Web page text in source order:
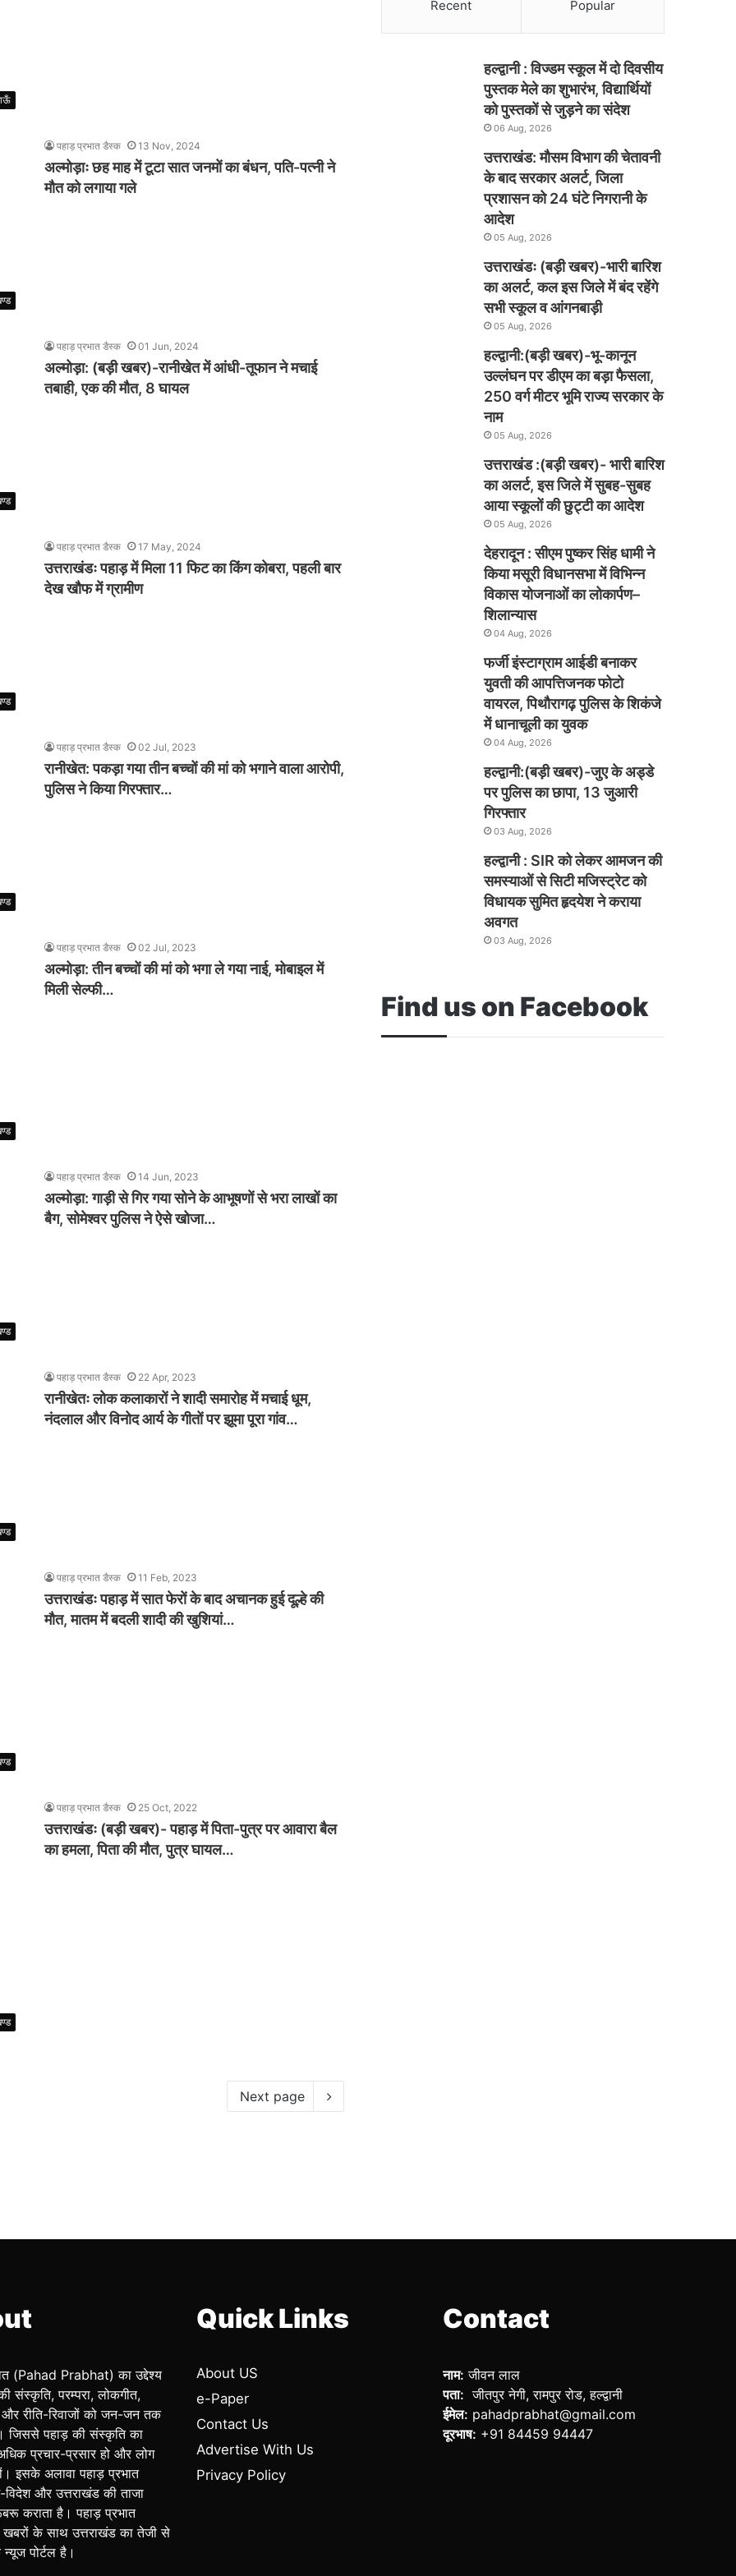
पहाड़ प्रभात डैस्क 13 Nov, 2024
अल्मोड़ाः छह माह में टूटा सात जनमों का बंधन, पति-पत्नी ने
मौत को लगाया गले
पहाड़ प्रभात डैस्क 01 Jun, 2024
अल्मोड़ा: (बड़ी खबर)-रानीखेत में आंधी-तूफान ने मचाई
तबाही, एक की मौत, 8 घायल
पहाड़ प्रभात डैस्क 17 May, 2024
उत्तराखंडः पहाड़ में मिला 11 फिट का किंग कोबरा, पहली बार
देख खौफ में ग्रामीण
पहाड़ प्रभात डैस्क 02 Jul, 2023
रानीखेत: पकड़ा गया तीन बच्चों की मां को भगाने वाला आरोपी,
पुलिस ने किया गिरफ्तार…
पहाड़ प्रभात डैस्क 02 Jul, 2023
अल्मोड़ा: तीन बच्चों की मां को भगा ले गया नाई, मोबाइल में
मिली सेल्फी…
पहाड़ प्रभात डैस्क 14 Jun, 2023
अल्मोड़ा: गाड़ी से गिर गया सोने के आभूषणों से भरा लाखों का
बैग, सोमेश्वर पुलिस ने ऐसे खोजा…
पहाड़ प्रभात डैस्क 22 Apr, 2023
रानीखेतः लोक कलाकारों ने शादी समारोह में मचाई धूम,
नंदलाल और विनोद आर्य के गीतों पर झूमा पूरा गांव…
पहाड़ प्रभात डैस्क 11 Feb, 2023
उत्तराखंडः पहाड़ में सात फेरों के बाद अचानक हुई दूल्हे की
मौत, मातम में बदली शादी की खुशियां…
पहाड़ प्रभात डैस्क 25 Oct, 2022
उत्तराखंडः (बड़ी खबर)- पहाड़ में पिता-पुत्र पर आवारा बैल
का हमला, पिता की मौत, पुत्र घायल…
Next page
Recent Popular
हल्द्वानी : विज्डम स्कूल में दो दिवसीय
पुस्तक मेले का शुभारंभ, विद्यार्थियों
को पुस्तकों से जुड़ने का संदेश
06 Aug, 2026
उत्तराखंड: मौसम विभाग की चेतावनी
के बाद सरकार अलर्ट, जिला
प्रशासन को 24 घंटे निगरानी के
आदेश
05 Aug, 2026
उत्तराखंडः (बड़ी खबर)-भारी बारिश
का अलर्ट, कल इस जिले में बंद रहेंगे
सभी स्कूल व आंगनबाड़ी
05 Aug, 2026
हल्द्वानी:(बड़ी खबर)-भू-कानून
उल्लंघन पर डीएम का बड़ा फैसला,
250 वर्ग मीटर भूमि राज्य सरकार के
नाम
05 Aug, 2026
उत्तराखंड :(बड़ी खबर)- भारी बारिश
का अलर्ट, इस जिले में सुबह-सुबह
आया स्कूलों की छुट्टी का आदेश
05 Aug, 2026
देहरादून : सीएम पुष्कर सिंह धामी ने
किया मसूरी विधानसभा में विभिन्न
विकास योजनाओं का लोकार्पण–
शिलान्यास
04 Aug, 2026
फर्जी इंस्टाग्राम आईडी बनाकर
युवती की आपत्तिजनक फोटो
वायरल, पिथौरागढ़ पुलिस के शिकंजे
में धानाचूली का युवक
04 Aug, 2026
हल्द्वानी:(बड़ी खबर)-जुए के अड्डे
पर पुलिस का छापा, 13 जुआरी
गिरफ्तार
03 Aug, 2026
हल्द्वानी : SIR को लेकर आमजन की
समस्याओं से सिटी मजिस्ट्रेट को
विधायक सुमित हृदयेश ने कराया
अवगत
03 Aug, 2026
Find us on Facebook
(Pahad Prabhat) का उद्देश्य
संस्कृति, परम्परा, लोकगीत,
रीति-रिवाजों को जन-जन तक
जिससे पहाड़ की संस्कृति का
प्रचार-प्रसार हो और लोग
इसके अलावा पहाड़ प्रभात
और उत्तराखंड की ताजा
कराता है। पहाड़ प्रभात
खबरों के साथ उत्तराखंड का तेजी से
पोर्टल है।
Quick Links
About US
e-Paper
Contact Us
Advertise With Us
Privacy Policy
Contact
नाम: जीवन लाल
पता: जीतपुर नेगी, रामपुर रोड, हल्द्वानी
ईमेल: pahadprabhat@gmail.com
दूरभाष: +91 84459 94447